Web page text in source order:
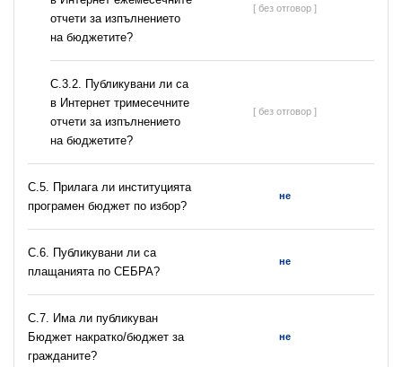
отчети за изпълнението
на бюджетите?
[ без отговор ]
С.3.2. Публикувани ли са
в Интернет тримесечните
отчети за изпълнението
на бюджетите?
[ без отговор ]
С.5. Прилага ли институцията
програмен бюджет по избор?
не
С.6. Публикувани ли са
плащанията по СЕБРА?
не
С.7. Има ли публикуван
Бюджет накратко/бюджет за
гражданите?
не